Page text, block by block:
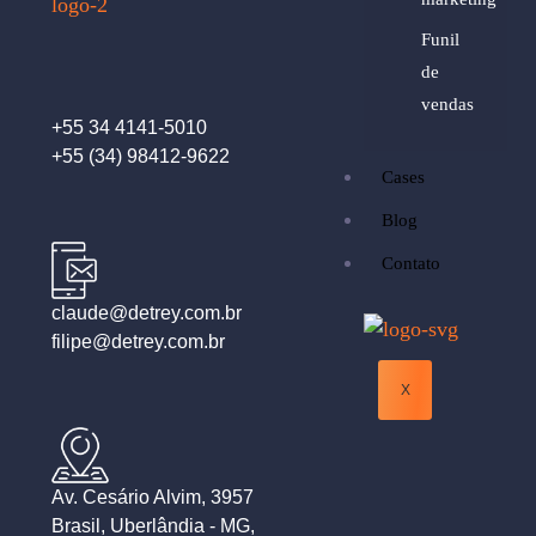
Funil
de
vendas
Cases
Blog
Contato
X
+55 34 4141-5010
+55 (34) 98412-9622
claude@detrey.com.br
filipe@detrey.com.br
Av. Cesário Alvim, 3957
Brasil, Uberlândia - MG,